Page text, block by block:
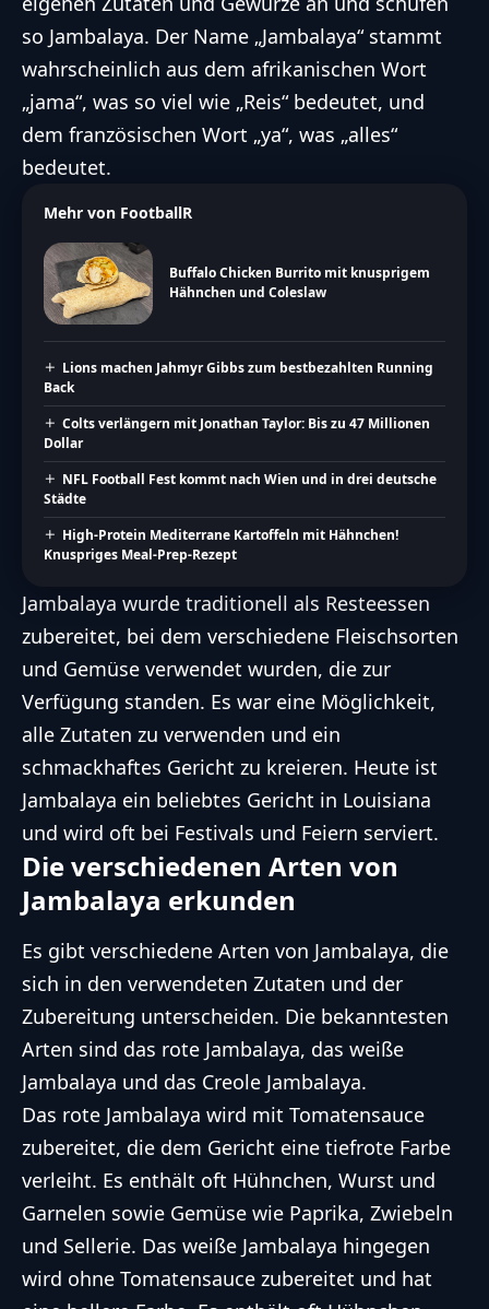
so Jambalaya. Der Name „Jambalaya“ stammt
wahrscheinlich aus dem afrikanischen Wort
„jama“, was so viel wie „Reis“ bedeutet, und
dem französischen Wort „ya“, was „alles“
bedeutet.
Mehr von FootballR
Buffalo Chicken Burrito mit knusprigem
Hähnchen und Coleslaw
Lions machen Jahmyr Gibbs zum bestbezahlten Running
Back
Colts verlängern mit Jonathan Taylor: Bis zu 47 Millionen
Dollar
NFL Football Fest kommt nach Wien und in drei deutsche
Städte
High-Protein Mediterrane Kartoffeln mit Hähnchen!
Knuspriges Meal-Prep-Rezept
Jambalaya wurde traditionell als Resteessen
zubereitet, bei dem verschiedene Fleischsorten
und Gemüse verwendet wurden, die zur
Verfügung standen. Es war eine Möglichkeit,
alle Zutaten zu verwenden und ein
schmackhaftes Gericht zu kreieren. Heute ist
Jambalaya ein beliebtes Gericht in Louisiana
und wird oft bei Festivals und Feiern serviert.
Die verschiedenen Arten von
Jambalaya erkunden
Es gibt verschiedene Arten von Jambalaya, die
sich in den verwendeten Zutaten und der
Zubereitung unterscheiden. Die bekanntesten
Arten sind das rote Jambalaya, das weiße
Jambalaya und das Creole Jambalaya.
Das rote Jambalaya wird mit Tomatensauce
zubereitet, die dem Gericht eine tiefrote Farbe
verleiht. Es enthält oft Hühnchen, Wurst und
Garnelen sowie Gemüse wie Paprika, Zwiebeln
und Sellerie. Das weiße Jambalaya hingegen
wird ohne Tomatensauce zubereitet und hat